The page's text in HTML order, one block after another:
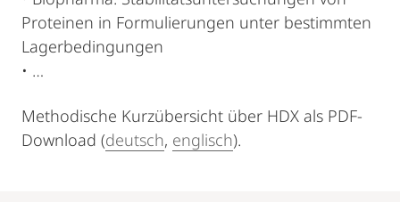
Proteinen in Formulierungen unter bestimmten
Lagerbedingungen
• …
Methodische Kurzübersicht über HDX als PDF-
Download (deutsch, englisch).